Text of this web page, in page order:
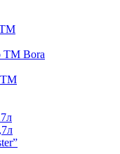
ТМ
ТМ Bora
ТМ